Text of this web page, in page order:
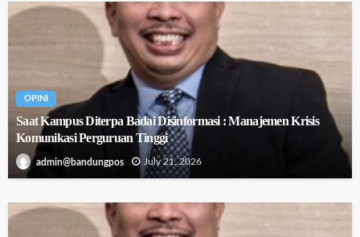
OPINI
Saat Kampus Diterpa Badai Disinformasi : Manajemen Krisis
Komunikasi Perguruan Tinggi
admin@bandungpos July 21, 2026